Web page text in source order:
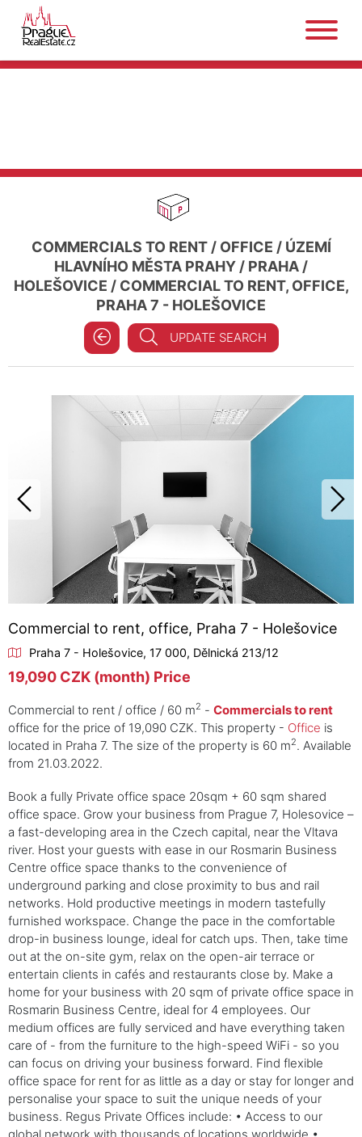
COMMERCIALS TO RENT/ OFFICE / ÚZEMÍ
HLAVNÍHO MĚSTA PRAHY / PRAHA /
HOLEŠOVICE / COMMERCIAL TO RENT, OFFICE,
PRAHA 7 - HOLEŠOVICE
UPDATE SEARCH
Commercial to rent, office, Praha 7 - Holešovice
Praha 7 - Holešovice, 17 000, Dělnická 213/12
19,090 CZK (month) Price
Commercial to rent / office / 60 m2 - Commercials to rent
office for the price of 19,090 CZK. This property - Office is
located in Praha 7. The size of the property is 60 m2. Available
from 21.03.2022.
Book a fully Private office space 20sqm + 60 sqm shared
office space. Grow your business from Prague 7, Holesovice –
a fast-developing area in the Czech capital, near the Vltava
river. Host your guests with ease in our Rosmarin Business
Centre office space thanks to the convenience of
underground parking and close proximity to bus and rail
networks. Hold productive meetings in modern tastefully
furnished workspace. Change the pace in the comfortable
drop-in business lounge, ideal for catch ups. Then, take time
out at the on-site gym, relax on the open-air terrace or
entertain clients in cafés and restaurants close by. Make a
home for your business with 20 sqm of private office space in
Rosmarin Business Centre, ideal for 4 employees. Our
medium offices are fully serviced and have everything taken
care of - from the furniture to the high-speed WiFi - so you
can focus on driving your business forward. Find flexible
office space for rent for as little as a day or stay for longer and
personalise your space to suit the unique needs of your
business. Regus Private Offices include: • Access to our